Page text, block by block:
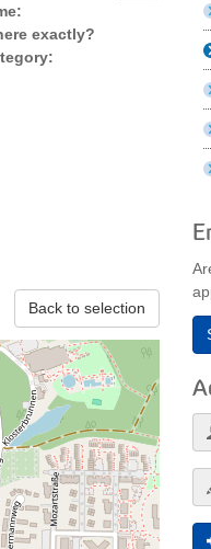
exactly?
Back to selection